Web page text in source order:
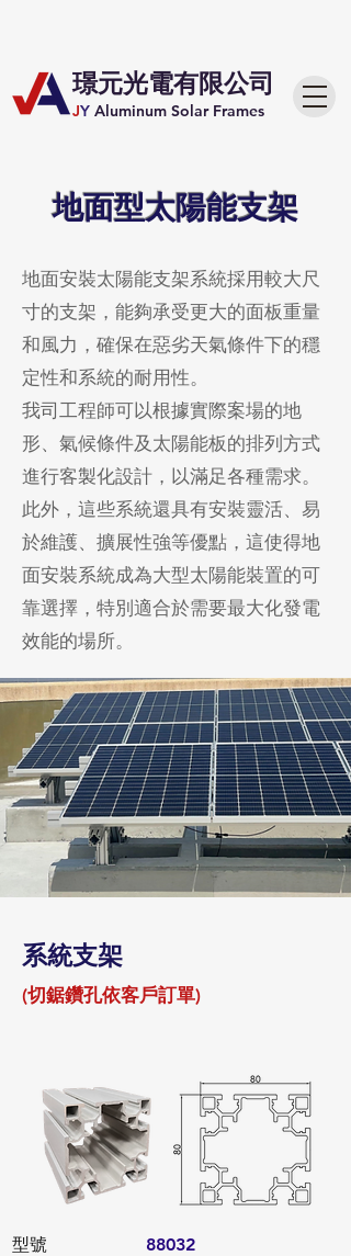
​璟元光電有限公司
JY Aluminum Solar Frames
​地面型太陽能支架
地面安裝太陽能支架系統採用較大尺
寸的支架，能夠承受更大的面板重量
和風力，確保在惡劣天氣條件下的穩
定性和系統的耐用性。
我司工程師可以根據實際案場的地
形、氣候條件及太陽能板的排列方式
進行客製化設計，以滿足各種需求。
此外，這些系統還具有安裝靈活、易
於維護、擴展性強等優點，這使得地
面安裝系統成為大型太陽能裝置的可
靠選擇，特別適合於需要最大化發電
效能的場所。
系統支架
(​切鋸鑽孔依客戶訂單)
​型號 88032